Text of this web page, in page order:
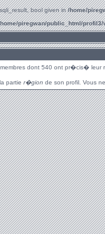
bool given in/home/
piregwan/public_html/
dont 540 ont pr�cis� leur
partie r�gion de son profil. Vous